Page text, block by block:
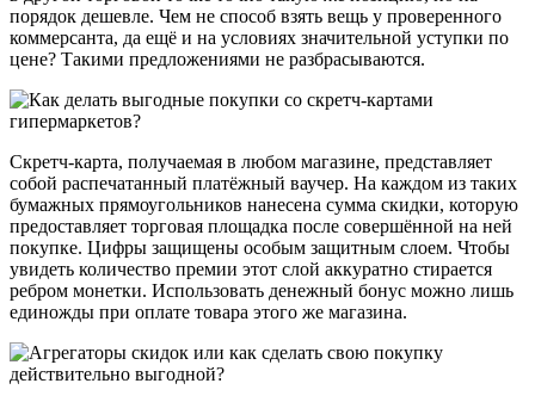
порядок дешевле. Чем не способ взять вещь у проверенного
коммерсанта, да ещё и на условиях значительной уступки по
цене? Такими предложениями не разбрасываются.
Скретч-карта, получаемая в любом магазине, представляет
собой распечатанный платёжный ваучер. На каждом из таких
бумажных прямоугольников нанесена сумма скидки, которую
предоставляет торговая площадка после совершённой на ней
покупке. Цифры защищены особым защитным слоем. Чтобы
увидеть количество премии этот слой аккуратно стирается
ребром монетки. Использовать денежный бонус можно лишь
единожды при оплате товара этого же магазина.